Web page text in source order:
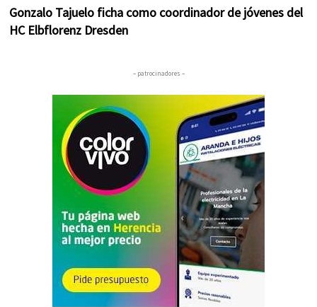
Gonzalo Tajuelo ficha como coordinador de jóvenes del
HC Elbflorenz Dresden
– patrocinadores –